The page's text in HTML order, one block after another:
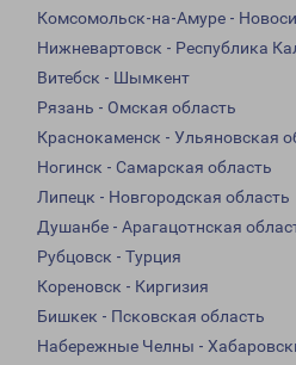
Комсомольск-на-Амуре -
Нижневартовск - Республика
Витебск - Шымкент
Рязань - Омская область
Краснокаменск - Ульяновская
Ногинск - Самарская область
Липецк - Новгородская область
Душанбе - Арагацотнская
Рубцовск - Турция
Кореновск - Киргизия
Бишкек - Псковская область
Набережные Челны -